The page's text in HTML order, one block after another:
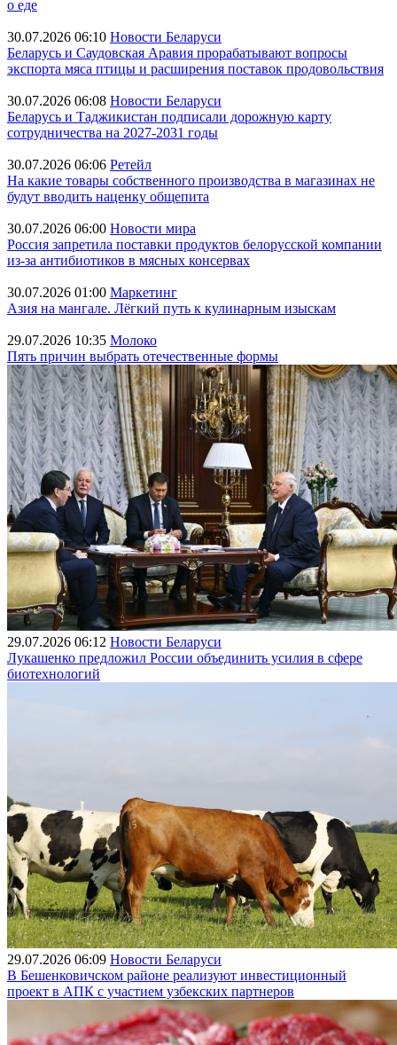
о еде
30.07.2026 06:10 Новости Беларуси
Беларусь и Саудовская Аравия прорабатывают вопросы
экспорта мяса птицы и расширения поставок продовольствия
30.07.2026 06:08 Новости Беларуси
Беларусь и Таджикистан подписали дорожную карту
сотрудничества на 2027-2031 годы
30.07.2026 06:06 Ретейл
На какие товары собственного производства в магазинах не
будут вводить наценку общепита
30.07.2026 06:00 Новости мира
Россия запретила поставки продуктов белорусской компании
из-за антибиотиков в мясных консервах
30.07.2026 01:00 Маркетинг
Азия на мангале. Лёгкий путь к кулинарным изыскам
29.07.2026 10:35 Молоко
Пять причин выбрать отечественные формы
29.07.2026 06:12 Новости Беларуси
Лукашенко предложил России объединить усилия в сфере
биотехнологий
29.07.2026 06:09 Новости Беларуси
В Бешенковичском районе реализуют инвестиционный
проект в АПК с участием узбекских партнеров